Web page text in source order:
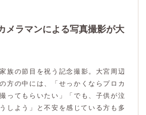
メラマンによる写真撮影が大
族の節目を祝う記念撮影。大宮周辺
方の中には、「せっかくならプロカ
ってもらいたい」「でも、子供が泣
しよう」と不安を感じている方も多